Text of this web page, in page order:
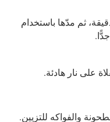
العجينة جانبًا لمدة 15 دقيقة، ثم مدّها باستخدام
على نار هادئة.
والفواكه للتزيين.